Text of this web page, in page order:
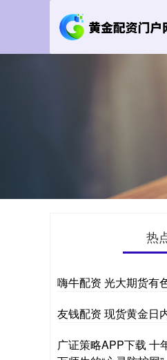
热
嗨牛配资 光大期货有
友钱配资 现货黄金日
广证策略APP下载 十